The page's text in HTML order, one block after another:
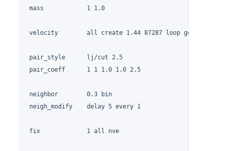
mass		1 1.0
velocity	all create 1.44 87287 loop geom
pair_style	lj/cut 2.5
pair_coeff	1 1 1.0 1.0 2.5
neighbor	0.3 bin
neigh_modify    delay 5 every 1
fix		1 all nve